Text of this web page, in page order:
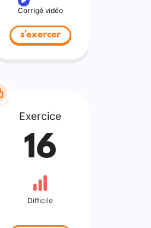
Corrigé vidéo
s'exercer
Exercice
16
Difficile